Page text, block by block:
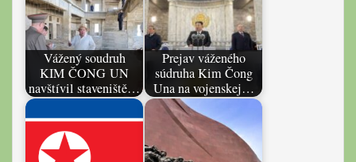
Vážený soudruh
KIM ČONG UN
navštívil staveniště…
Prejav váženého
súdruha Kim Čong
Una na vojenskej…